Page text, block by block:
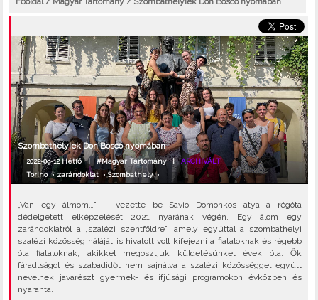
Szombathelyiek Don Bosco nyomában
2022-09-12 Hétfő |#Magyar Tartomány|ARCHIVÁLT
Torino• zarándoklat •Szombathely•
„Van egy álmom…” – vezette be Savio Domonkos atya a régóta
dédelgetett elképzelését 2021 nyarának végén. Egy álom egy
zarándoklatról a „szalézi szentföldre”, amely egyúttal a szombathelyi
szalézi közösség háláját is hivatott volt kifejezni a fiataloknak és régebb
óta fiataloknak, akikkel megosztjuk küldetésünket évek óta. Ők
fáradtságot és szabadidőt nem sajnálva a szalézi közösséggel együtt
nevelnek javarészt gyermek- és ifjúsági programokon évközben és
nyaranta.